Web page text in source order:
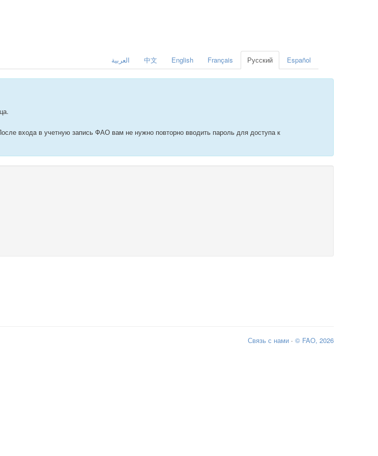
Español
Русский
Français
English
中文 العربية
входa в учетную запись ФАО вам не нужно повторно вводить пароль для доступа к
Связь с нами · © FAO, 2026